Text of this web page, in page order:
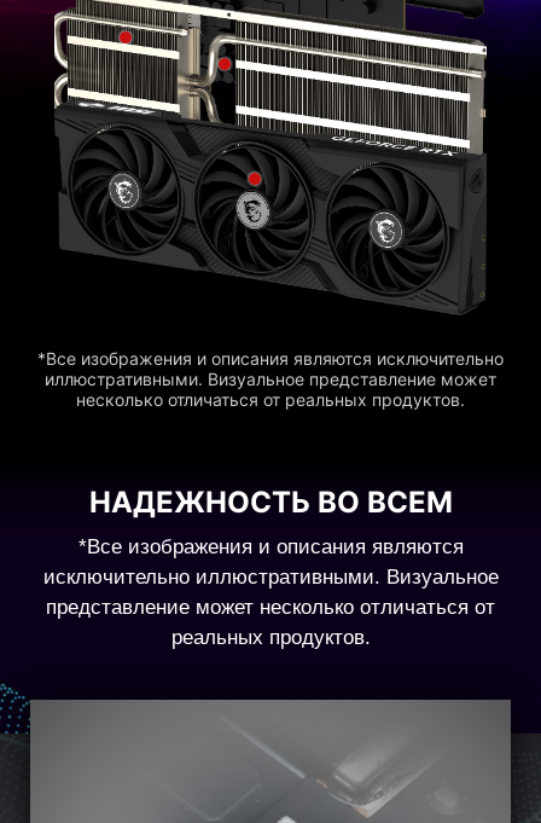
*Все изображения и описания являются исключительно
иллюстративными. Визуальное представление может
несколько отличаться от реальных продуктов.
НАДЕЖНОСТЬ ВО ВСЕМ
*Все изображения и описания являются
исключительно иллюстративными. Визуальное
представление может несколько отличаться от
реальных продуктов.